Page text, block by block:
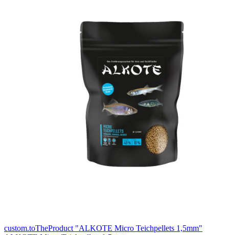
custom.toTheProduct "ALKOTE Micro Teichpellets 1,5mm"